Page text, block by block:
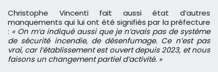
Christophe Vincenti fait aussi état d’autres
manquements qui lui ont été signifiés par la préfecture
: « On m’a indiqué aussi que je n’avais pas de système
de sécurité incendie, de désenfumage. Ce n’est pas
vrai, car l’établissement est ouvert depuis 2023, et nous
faisons un changement partiel d’activité. »